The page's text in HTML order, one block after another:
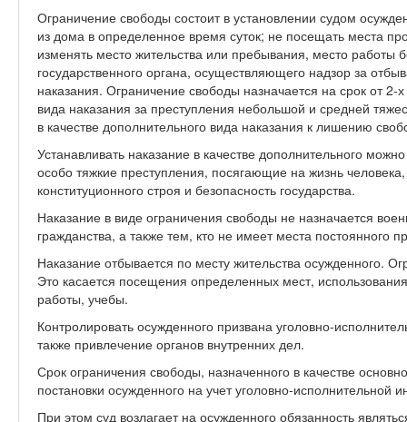
Ограничение свободы состоит в установлении судом
из дома в определенное время суток; не посещать места
изменять место жительства или пребывания, место работы
государственного органа, осуществляющего надзор за
наказания. Ограничение свободы назначается на срок от 2-
вида наказания за преступления небольшой и средней
в качестве дополнительного вида наказания к лишению
Устанавливать наказание в качестве дополнительного
особо тяжкие преступления, посягающие на жизнь
конституционного строя и безопасность государства.
Наказание в виде ограничения свободы не назначается
гражданства, а также тем, кто не имеет места постоянного
Наказание отбывается по месту жительства осужденного.
Это касается посещения определенных мест,
работы, учебы.
Контролировать осужденного призвана уголовно-
также привлечение органов внутренних дел.
Срок ограничения свободы, назначенного в качестве
постановки осужденного на учет уголовно-исполнительной
При этом суд возлагает на осужденного обязанность